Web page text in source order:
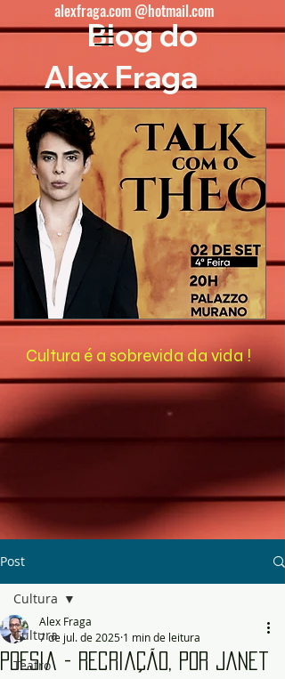
Cultura é a sobrevida da vida !
Blog do
Alex Fraga
alexfraga.com @hotmail.com
Post
Cultura
Teatro
Cultura
Poesia - Recriação, por Janet
Alex Fraga
7 de jul. de 2025 1 min de leitura